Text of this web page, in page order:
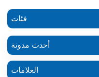
فئات
أحدث مدونة
العلامات